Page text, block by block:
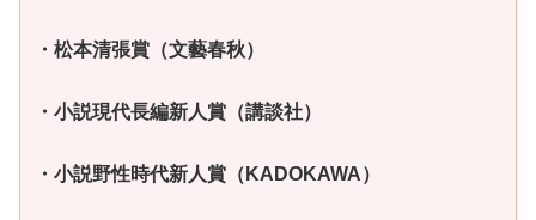
・松本清張賞（文藝春秋）
・小説現代長編新人賞（講談社）
・小説野性時代新人賞（KADOKAWA）